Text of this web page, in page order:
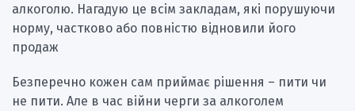
алкоголю. Нагадую це всім закладам, які порушуючи
норму, частково або повністю відновили його
продаж
Безперечно кожен сам приймає рішення – пити чи
не пити. Але в час війни черги за алкоголем